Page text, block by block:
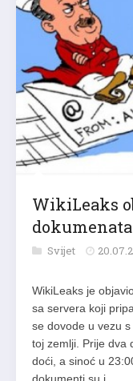
WikiLeaks
Svijet
WikiLeaks je
sa servera koji
se dovode u vezu
toj zemlji. Prije dva
doći, a sinoć u
dokumenti su i…